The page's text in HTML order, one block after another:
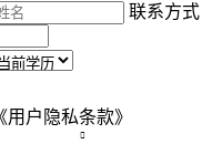
联系方式
《用户隐私条款》
